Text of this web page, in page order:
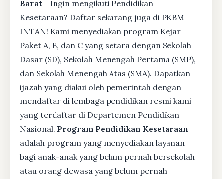
Barat - Ingin mengikuti Pendidikan
Kesetaraan? Daftar sekarang juga di PKBM
INTAN! Kami menyediakan program Kejar
Paket A, B, dan C yang setara dengan Sekolah
Dasar (SD), Sekolah Menengah Pertama (SMP),
dan Sekolah Menengah Atas (SMA). Dapatkan
ijazah yang diakui oleh pemerintah dengan
mendaftar di lembaga pendidikan resmi kami
yang terdaftar di Departemen Pendidikan
Nasional. Program Pendidikan Kesetaraan
adalah program yang menyediakan layanan
bagi anak-anak yang belum pernah bersekolah
atau orang dewasa yang belum pernah